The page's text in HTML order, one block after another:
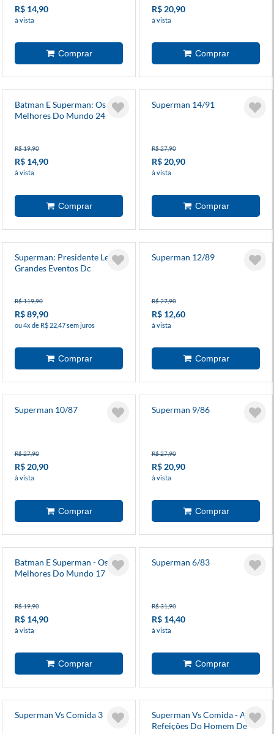
R$ 14,90
à vista
R$ 20,90
à vista
Batman E Superman: Os
Melhores Do Mundo 24
R$ 19,90
R$ 14,90
à vista
Superman 14/91
R$ 27,90
R$ 20,90
à vista
Superman: Presidente Lex -
Grandes Eventos Dc
R$ 119,90
R$ 89,90
ou 4x de R$ 22,47 sem juros
Superman 12/89
R$ 27,90
R$ 12,60
à vista
Superman 10/87
R$ 27,90
R$ 20,90
à vista
Superman 9/86
R$ 27,90
R$ 20,90
à vista
Batman E Superman - Os
Melhores Do Mundo 17
R$ 19,90
R$ 14,90
à vista
Superman 6/83
R$ 31,90
R$ 14,40
à vista
Superman Vs Comida 3
Superman Vs Comida - As
Refeições Do Homem De